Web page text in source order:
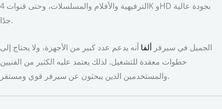
الترفيهية والأفلام والمسلسلات، وحتى قنوات 4K وHD بجودة عالية
جدًا.
الجميل في سيرفر ألفا أنه يدعم عدد كبير من الأجهزة، ولا يحتاج إلى
خطوات معقدة للتشغيل. لذلك يعتمد عليه الكثير من الفنيين
والمستخدمين الذين يبحثون عن سيرفر قوي ومستقر.